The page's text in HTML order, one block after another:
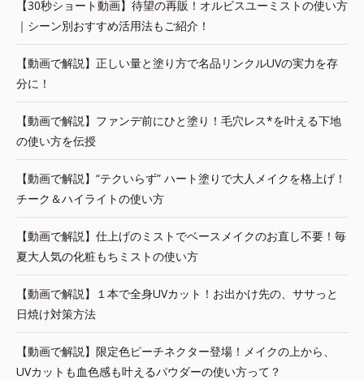
【30秒ショート動画】待望の再販！オルビスユーミストの使い方
｜シーン別おすすめ活用法もご紹介！
【動画で解説】正しい量と塗り方で名品リンクルUVの実力を存
分に！
【動画で解説】ファンデ前にひと塗り！毛穴レス*を叶える下地
の使い方を伝授
【動画で解説】“テクいらず” ハート塗りで大人メイクを格上げ！
チーク＆ハイライトの使い方
【動画で解説】仕上げのミストでベースメイクのお直し不要！毎
夏大人気の化粧もちミストの使い方
【動画で解説】１本で全身UVカット！お出かけ先の、ササっと
日焼け対策方法
【動画で解説】限定色ピーチネクター登場！メイクの上から、
UVカットも血色感も叶えるパウダーの使い方って？